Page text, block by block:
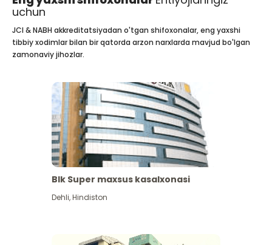
uchun
JCI & NABH akkreditatsiyadan o'tgan shifoxonalar, eng yaxshi
tibbiy xodimlar bilan bir qatorda arzon narxlarda mavjud bo'lgan
zamonaviy jihozlar.
Blk Super maxsus kasalxonasi
Dehli,Hindiston